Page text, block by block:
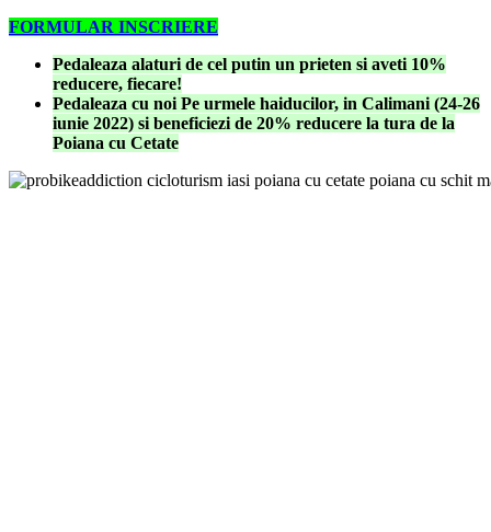
FORMULAR INSCRIERE
Pedaleaza alaturi de cel putin un prieten si aveti 10%
reducere, fiecare!
Pedaleaza cu noi Pe urmele haiducilor, in Calimani (24-26
iunie 2022) si beneficiezi de 20% reducere la tura de la
Poiana cu Cetate